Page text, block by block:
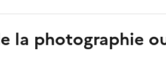
la photographie